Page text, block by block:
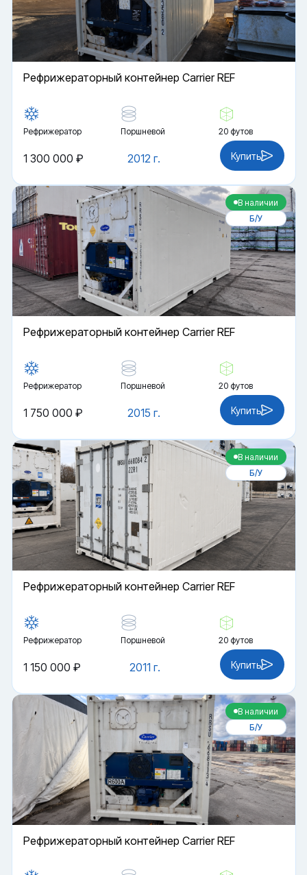
Рефрижераторный контейнер Carrier REF
Рефрижератор Поршневой 20 футов
2012 г.
1 300 000 ₽ Купить
В наличии
Б/У
Рефрижераторный контейнер Carrier REF
Рефрижератор Поршневой 20 футов
2015 г.
1 750 000 ₽ Купить
В наличии
Б/У
Рефрижераторный контейнер Carrier REF
Рефрижератор Поршневой 20 футов
2011 г.
1 150 000 ₽ Купить
В наличии
Б/У
Рефрижераторный контейнер Carrier REF